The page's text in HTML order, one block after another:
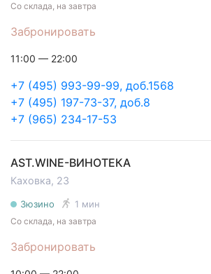
Забронировать
Со склада, на завтра
+7 (495) 993-99-99, доб.1568
+7 (495) 197-73-37, доб.8
+7 (965) 234-17-53
11:00 — 22:00
AST.WINE-ВИНОТЕКА
Каховка, 23
Зюзино 1 мин
Забронировать
Со склада, на завтра